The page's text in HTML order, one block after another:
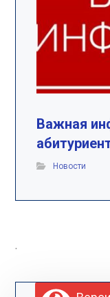
Важная
Новости
.